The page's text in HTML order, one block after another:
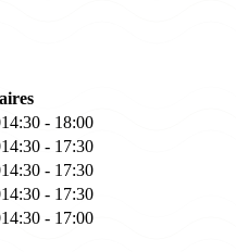
14:30 - 18:00
14:30 - 17:30
14:30 - 17:30
14:30 - 17:30
14:30 - 17:00